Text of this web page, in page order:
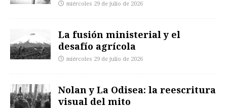
miércoles 29 de julio de 2026
La fusión ministerial y el
desafío agrícola
miércoles 29 de julio de 2026
Nolan y La Odisea: la reescritura
visual del mito